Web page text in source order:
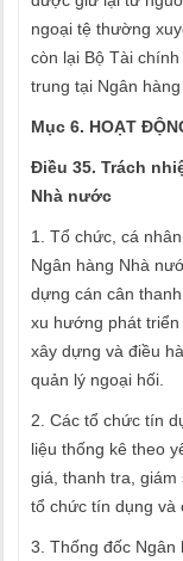
ngoại tệ thường
còn lại Bộ Tài
trung tại Ngân
Mục 6. HOẠT
Điều 35. Trách
Nhà nước
1. Tổ chức, cá
Ngân hàng Nhà
dựng cán cân
xu hướng phát
xây dựng và điều
quản lý ngoại hối.
2. Các tổ chức tín
liệu thống kê theo
giá, thanh tra,
tổ chức tín dụng và
3. Thống đốc